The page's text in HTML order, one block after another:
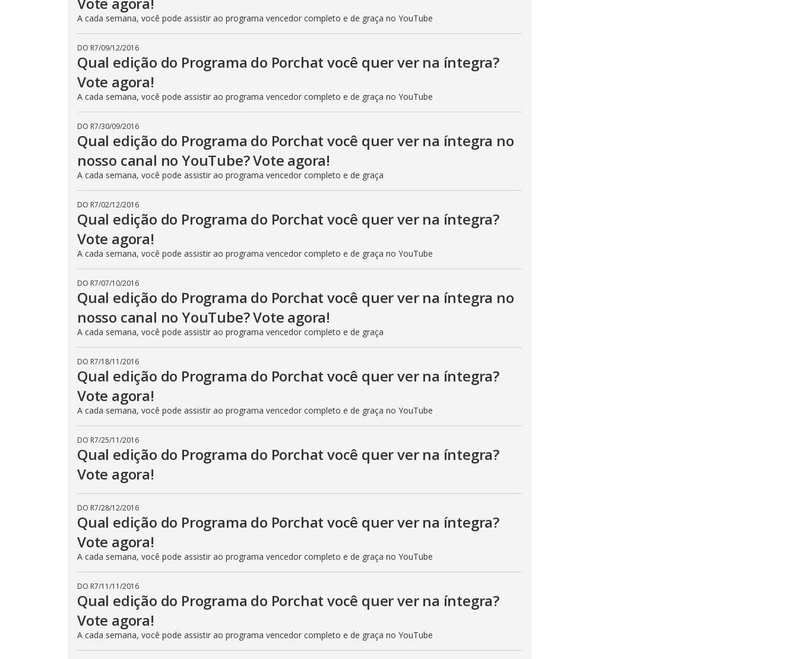
V
i
d
e
o
A cada semana, você pode assistir ao programa vencedor completo e de graça no YouTube
DO R7/09/12/2016
Qual edição do Programa do Porchat você quer ver na íntegra?
Vote agora!
A cada semana, você pode assistir ao programa vencedor completo e de graça no YouTube
DO R7/30/09/2016
Qual edição do Programa do Porchat você quer ver na íntegra no
nosso canal no YouTube? Vote agora!
A cada semana, você pode assistir ao programa vencedor completo e de graça
DO R7/02/12/2016
Qual edição do Programa do Porchat você quer ver na íntegra?
Vote agora!
A cada semana, você pode assistir ao programa vencedor completo e de graça no YouTube
DO R7/07/10/2016
Qual edição do Programa do Porchat você quer ver na íntegra no
nosso canal no YouTube? Vote agora!
A cada semana, você pode assistir ao programa vencedor completo e de graça
DO R7/18/11/2016
Qual edição do Programa do Porchat você quer ver na íntegra?
Vote agora!
A cada semana, você pode assistir ao programa vencedor completo e de graça no YouTube
DO R7/25/11/2016
Qual edição do Programa do Porchat você quer ver na íntegra?
Vote agora!
DO R7/28/12/2016
Qual edição do Programa do Porchat você quer ver na íntegra?
Vote agora!
A cada semana, você pode assistir ao programa vencedor completo e de graça no YouTube
DO R7/11/11/2016
Qual edição do Programa do Porchat você quer ver na íntegra?
Vote agora!
A cada semana, você pode assistir ao programa vencedor completo e de graça no YouTube